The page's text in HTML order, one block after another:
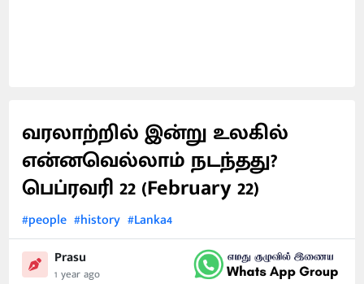
வரலாற்றில் இன்று உலகில்
என்னவெல்லாம் நடந்தது?
பெப்ரவரி 22 (February 22)
#people #history #Lanka4
Prasu
1 year ago